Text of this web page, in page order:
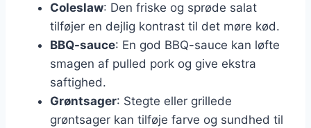
Coleslaw: Den friske og sprøde salat
tilføjer en dejlig kontrast til det møre kød.
BBQ-sauce: En god BBQ-sauce kan løfte
smagen af pulled pork og give ekstra
saftighed.
Grøntsager: Stegte eller grillede
grøntsager kan tilføje farve og sundhed til